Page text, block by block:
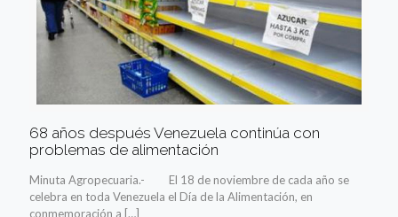
68 años después Venezuela continúa con
problemas de alimentación
Minuta Agropecuaria.- El 18 de noviembre de cada año se
celebra en toda Venezuela el Día de la Alimentación, en
conmemoración a […]